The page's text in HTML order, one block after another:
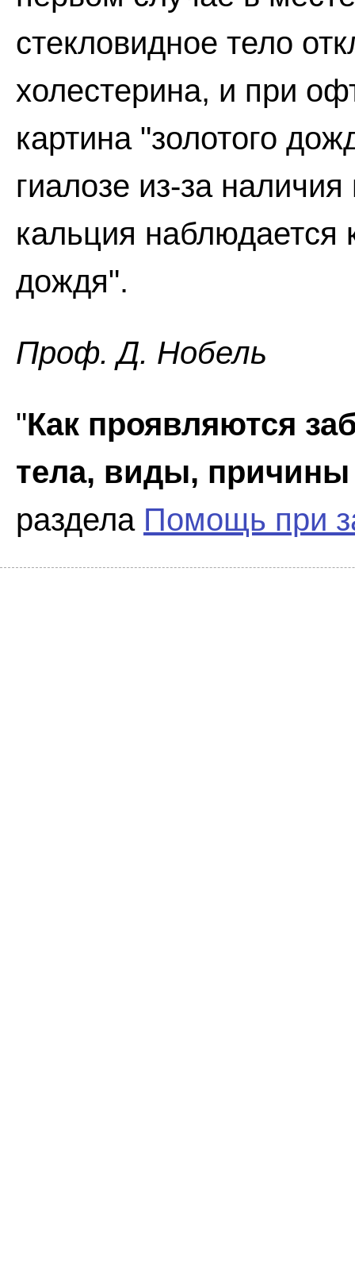
стекловидное тело
холестерина, и при
картина "золотого
гиалозе из-за
кальция наблюдается
дождя".
Проф. Д. Нобель
"Как проявляются
тела, виды, причины
раздела Помощь при